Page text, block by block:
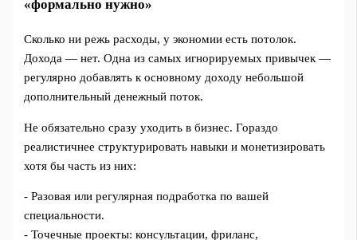
«формально нужно»
Сколько ни режь расходы, у экономии есть потолок.
Дохода — нет. Одна из самых игнорируемых привычек —
регулярно добавлять к основному доходу небольшой
дополнительный денежный поток.
Не обязательно сразу уходить в бизнес. Гораздо
реалистичнее структурировать навыки и монетизировать
хотя бы часть из них:
- Разовая или регулярная подработка по вашей
специальности.
- Точечные проекты: консультации, фриланс,